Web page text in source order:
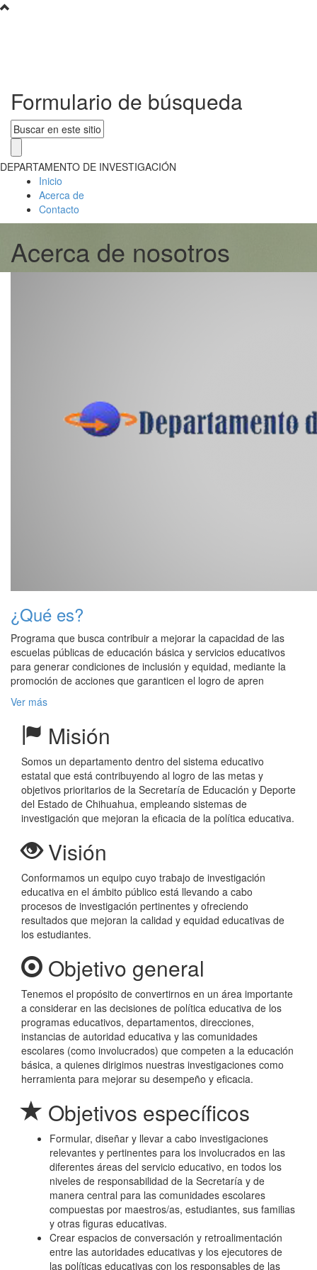
Formulario de búsqueda
DEPARTAMENTO DE INVESTIGACIÓN
Inicio
Acerca de
Contacto
Acerca de nosotros
¿Qué es?
Programa que busca contribuir a mejorar la capacidad de las
escuelas públicas de educación básica y servicios educativos
para generar condiciones de inclusión y equidad, mediante la
promoción de acciones que garanticen el logro de apren
Ver más
Misión
Somos un departamento dentro del sistema educativo
estatal que está contribuyendo al logro de las metas y
objetivos prioritarios de la Secretaría de Educación y Deporte
del Estado de Chihuahua, empleando sistemas de
investigación que mejoran la eficacia de la política educativa.
Visión
Conformamos un equipo cuyo trabajo de investigación
educativa en el ámbito público está llevando a cabo
procesos de investigación pertinentes y ofreciendo
resultados que mejoran la calidad y equidad educativas de
los estudiantes.
Objetivo general
Tenemos el propósito de convertirnos en un área importante
a considerar en las decisiones de política educativa de los
programas educativos, departamentos, direcciones,
instancias de autoridad educativa y las comunidades
escolares (como involucrados) que competen a la educación
básica, a quienes dirigimos nuestras investigaciones como
herramienta para mejorar su desempeño y eficacia.
Objetivos específicos
Formular, diseñar y llevar a cabo investigaciones
relevantes y pertinentes para los involucrados en las
diferentes áreas del servicio educativo, en todos los
niveles de responsabilidad de la Secretaría y de
manera central para las comunidades escolares
compuestas por maestros/as, estudiantes, sus familias
y otras figuras educativas.
Crear espacios de conversación y retroalimentación
entre las autoridades educativas y los ejecutores de
las políticas educativas con los responsables de las